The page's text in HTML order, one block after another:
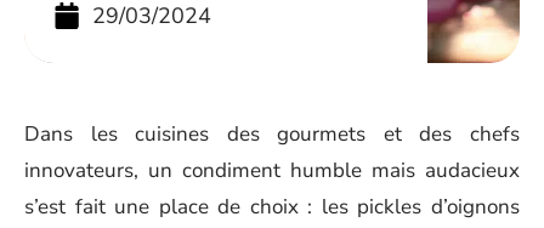
29/03/2024
Dans les cuisines des gourmets et des chefs
innovateurs, un condiment humble mais audacieux
s’est fait une place de choix : les pickles d’oignons